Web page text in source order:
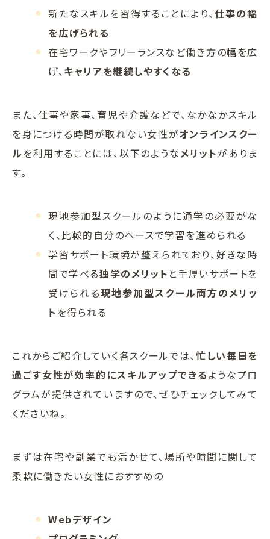
新たなスキルを習得することにより、仕事の幅
を広げられる
在宅ワークやフリーランスなど働き方の幅を広
げ、キャリアを継続しやすくなる
また、仕事や家事、育児や介護などで、なかなかスキル
を身につける時間が取れない女性がオンラインスクー
ル を利用することには、以下のようなメリットがありま
す。
現地参加型スクールのように通学の必要がな
く、比較的自分のペースで学習を進められる
学習サポート環境が整えられており、好きな時
間で学べる独学のメリット と手厚いサポートを
受けられる現地参加型スクール両方のメリッ
ト を得られる
これからご紹介していく各スクールでは、忙しい毎日を
過ごす女性が効率的にスキルアップできるようなプロ
グラムが提供されていますので、ぜひチェックしてみて
くださいね。
まずは在宅や副業でも活かせて、場所や時間に関して
柔軟に働きたい女性におすすめの
Webデザイン